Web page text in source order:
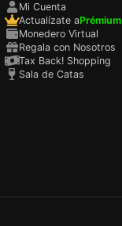
Mi Cuenta
Actualízate aPrémium
Monedero Virtual
Regala con Nosotros
Tax Back! Shopping
Sala de Catas